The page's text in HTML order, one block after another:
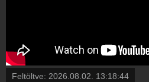
Feltöltve: 2026.08.02. 13:18:44